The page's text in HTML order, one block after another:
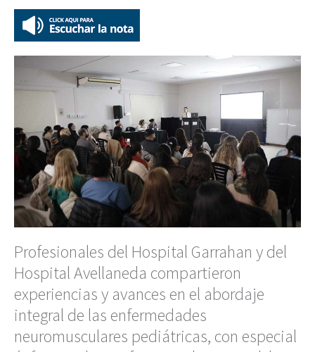
Profesionales del Hospital Garrahan y del
Hospital Avellaneda compartieron
experiencias y avances en el abordaje
integral de las enfermedades
neuromusculares pediátricas, con especial